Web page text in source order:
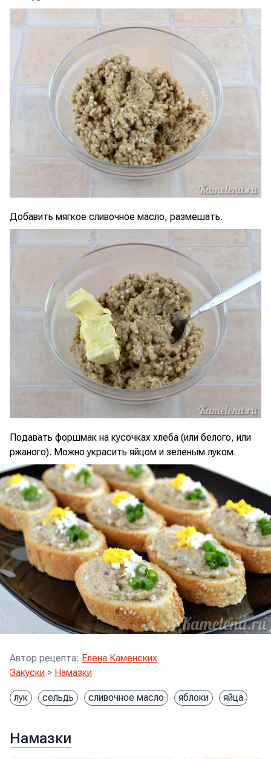
Добавить мягкое сливочное масло, размешать.
Подавать форшмак на кусочках хлеба (или белого, или
ржаного). Можно украсить яйцом и зеленым луком.
Автор рецепта: Елена Каменских
Закуски > Намазки
лук сельдь сливочное масло яблоки яйца
Намазки